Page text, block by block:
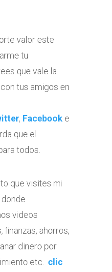
valor este
tu
que vale la
tus amigos en
, Facebook e
que el
todos.
que visites mi
videos
finanzas, ahorros,
dinero por
etc.
clic